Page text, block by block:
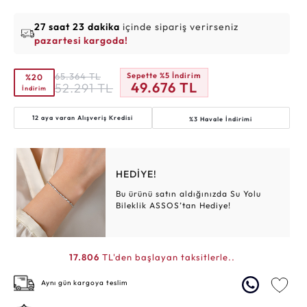
27 saat 23 dakika içinde sipariş verirseniz
pazartesi kargoda!
%20
İndirim
65.364 TL
52.291 TL
Sepette %5 İndirim
49.676 TL
12 aya varanAlışveriş Kredisi %3 Havale İndirimi
HEDİYE!
Bu ürünü satın aldığınızda Su Yolu
Bileklik ASSOS’tan Hediye!
17.806 TL'den başlayan taksitlerle..
Aynı gün kargoya teslim